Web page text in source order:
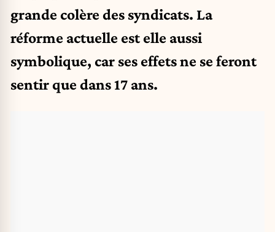
grande colère des syndicats. La
réforme actuelle est elle aussi
symbolique, car ses effets ne se feront
sentir que dans 17 ans.